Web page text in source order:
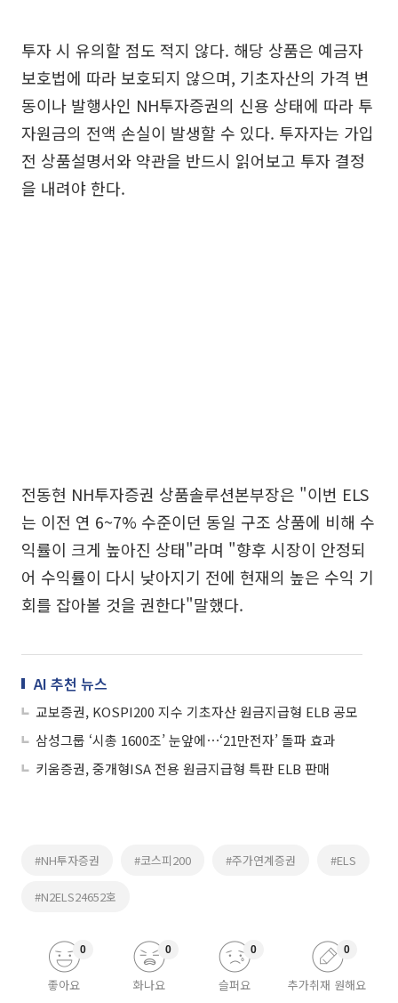
투자 시 유의할 점도 적지 않다. 해당 상품은 예금자
보호법에 따라 보호되지 않으며, 기초자산의 가격 변
동이나 발행사인 NH투자증권의 신용 상태에 따라 투
자원금의 전액 손실이 발생할 수 있다. 투자자는 가입
전 상품설명서와 약관을 반드시 읽어보고 투자 결정
을 내려야 한다.
전동현 NH투자증권 상품솔루션본부장은 "이번 ELS
는 이전 연 6~7% 수준이던 동일 구조 상품에 비해 수
익률이 크게 높아진 상태"라며 "향후 시장이 안정되
어 수익률이 다시 낮아지기 전에 현재의 높은 수익 기
회를 잡아볼 것을 권한다"말했다.
AI 추천 뉴스
교보증권, KOSPI200 지수 기초자산 원금지급형 ELB 공모
삼성그룹 ‘시총 1600조’ 눈앞에⋯‘21만전자’ 돌파 효과
키움증권, 중개형ISA 전용 원금지급형 특판 ELB 판매
#NH투자증권 #코스피200 #주가연계증권 #ELS
#N2ELS24652호
좋아요
0
화나요
0
슬퍼요
0
추가취재 원해요
0